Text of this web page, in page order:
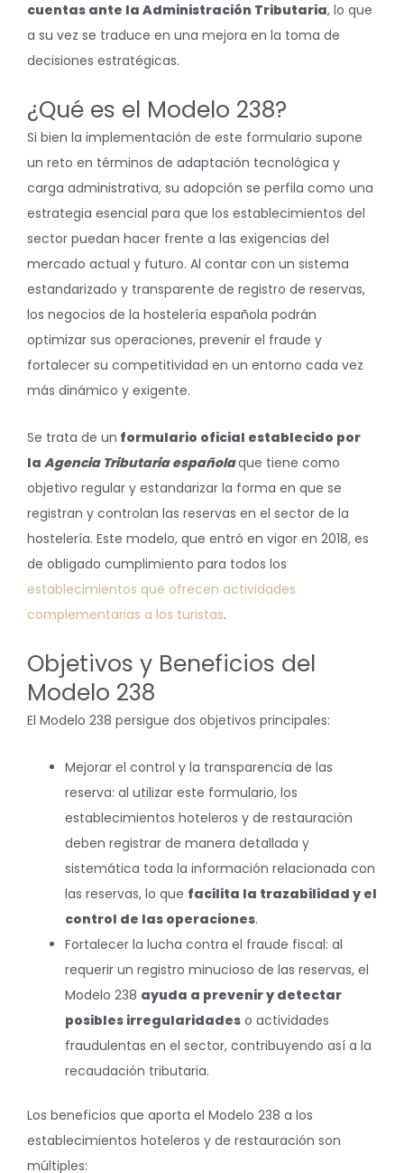
cuentas ante la Administración Tributaria, lo que
a su vez se traduce en una mejora en la toma de
decisiones estratégicas.
¿Qué es el Modelo 238?
Si bien la implementación de este formulario supone
un reto en términos de adaptación tecnológica y
carga administrativa, su adopción se perfila como una
estrategia esencial para que los establecimientos del
sector puedan hacer frente a las exigencias del
mercado actual y futuro. Al contar con un sistema
estandarizado y transparente de registro de reservas,
los negocios de la hostelería española podrán
optimizar sus operaciones, prevenir el fraude y
fortalecer su competitividad en un entorno cada vez
más dinámico y exigente.
Se trata de un formulario oficial establecido por
la Agencia Tributaria españolaque tiene como
objetivo regular y estandarizar la forma en que se
registran y controlan las reservas en el sector de la
hostelería. Este modelo, que entró en vigor en 2018, es
de obligado cumplimiento para todos los
establecimientos que ofrecen actividades
complementarias a los turistas.
Objetivos y Beneficios del
Modelo 238
El Modelo 238 persigue dos objetivos principales:
Mejorar el control y la transparencia de las
reserva: al utilizar este formulario, los
establecimientos hoteleros y de restauración
deben registrar de manera detallada y
sistemática toda la información relacionada con
las reservas, lo que facilita la trazabilidad y el
control de las operaciones.
Fortalecer la lucha contra el fraude fiscal: al
requerir un registro minucioso de las reservas, el
Modelo 238 ayuda a prevenir y detectar
posibles irregularidades o actividades
fraudulentas en el sector, contribuyendo así a la
recaudación tributaria.
Los beneficios que aporta el Modelo 238 a los
establecimientos hoteleros y de restauración son
múltiples: